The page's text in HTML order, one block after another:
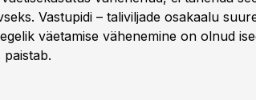
Vastupidi – taliviljade osakaalu
väetamise vähenemine on olnud
paistab.